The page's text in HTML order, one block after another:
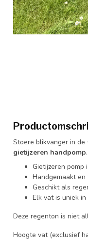
Stoere blikvanger in de
gietijzeren handpomp
Gietijzeren pomp
Handgemaakt
Geschikt als
Elk vat is uniek
Deze regenton is niet
Hoogte vat (exclusief